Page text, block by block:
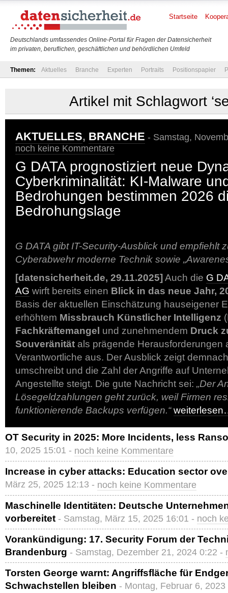
Deutschlands umfassendes Online-Portal für Fragen der Datensicherheit
im privaten, beruflichen, geschäftlichen und behördlichen Umfeld
Startseite
Themen: Aktuelles Branche Experten Portraits Positionspapier
Artikel mit Schlagwort
AKTUELLES, BRANCHE - Samstag,
noch keine Kommentare
G DATA prognostiziert neue
Cyberkriminalität: KI-Malware
Bedrohungen bestimmen 2026
Bedrohungslage
G DATA gibt IT-Security-Ausblick und empfiehlt
Cyberabwehr moderne Technik sowie
[datensicherheit.de, 29.11.2025] Auch die G
AG wirft bereits einen Blick in das neue Jahr,
Basis der aktuellen Einschätzung hauseigener
erhöhtem Missbrauch Künstlicher Intelligenz
Fachkräftemangel und zunehmendem Druck
Souveränität als prägende Herausforderungen
Verantwortliche aus. Der Ausblick zeigt
umschreibt und die Zahl der Angriffe auf
Angestellte steigt. Die gute Nachricht sei: „Der
Lösegeldzahlungen geht zurück, weil Firmen
funktionierende Backups verfügen.“
OT Security in 2025: More Incidents, less
10, 2025 15:01 - noch keine Kommentare
Increase in cyber attacks: Education sector
März 25, 2025 12:13 - noch keine Kommentare
Maschinelle Identitäten: Deutsche
vorbereitet - Samstag, März 15, 2025 16:01 - noch
Vorankündigung: 17. Security Forum der
Brandenburg - Samstag, Dezember 21, 2024 0:22 -
Torsten George warnt: Angriffsfläche für
Schwachstellen bleiben - Montag, Februar 6,